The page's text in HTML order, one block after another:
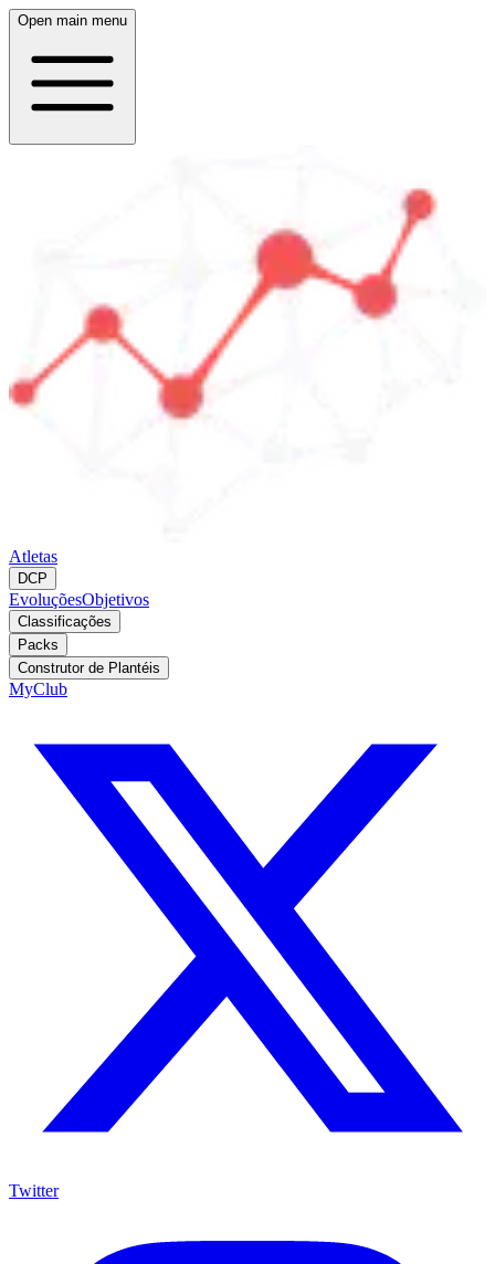
Open main menu
Atletas
DCP
EvoluçõesObjetivos
Classificações
Packs
Construtor de Plantéis
MyClub
Twitter